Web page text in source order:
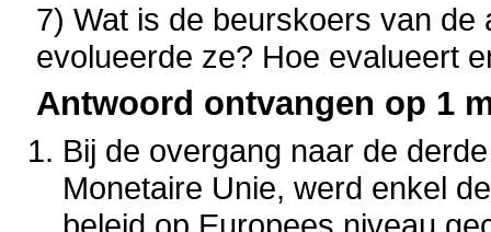
7) Wat is de beurskoers van
evolueerde ze? Hoe evalueert
Antwoord ontvangen op 1
Bij de overgang naar de
Monetaire Unie, werd enkel